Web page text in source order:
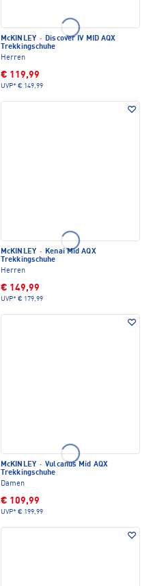
McKINLEY · Discover IV MID AQX
Trekkingschuhe
Herren
€ 119,99
UVP* € 149,99
McKINLEY · Kenai Mid AQX
Trekkingschuhe
Herren
€ 149,99
UVP* € 179,99
McKINLEY · Vulcanus Mid AQX
Trekkingschuhe
Damen
€ 109,99
UVP* € 199,99